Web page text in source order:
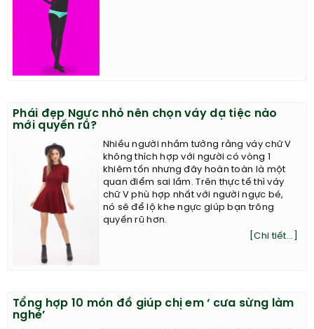
Phái đẹp Ngực nhỏ nên chọn váy dạ tiệc nào
mới quyến rũ?
Nhiều người nhầm tưởng rằng váy chữ V
không thích hợp với người có vòng 1
khiêm tốn nhưng đây hoàn toàn là một
quan điểm sai lầm. Trên thực tế thì váy
chữ V phù hợp nhất với người ngực bé,
nó sẽ để lộ khe ngực giúp bạn trông
quyến rũ hơn.
[Chi tiết...]
Tổng hợp 10 món đồ giúp chị em ‘ cưa sừng làm
nghé’